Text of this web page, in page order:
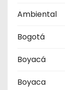
Ambiental
Bogotá
Boyacá
Boyaca